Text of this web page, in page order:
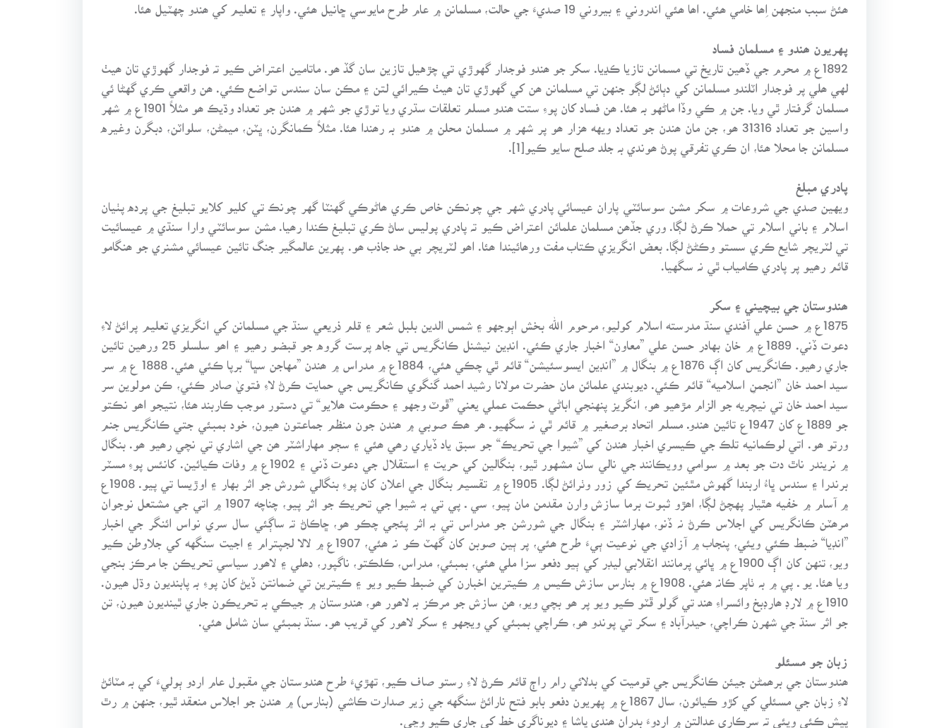
ھئڻ سبب منجهن اِھا خامي ھئي. اھا ھئي اندروني ۽ بيروني 19 صديءَ جي حالت، مسلمانن ۾ عام طرح مايوسي ڇانيل ھئي. واپار ۽ تعليم کي ھندو چهٽيل ھئا.
پهريون ھندو ۽ مسلمان فساد
1892ع ۾ محرم جي ڏھين تاريخ تي مسمانن تازيا ڪڍيا. سکر جو ھندو فوجدار گهوڙي تي چڙهيل تازين سان گڏ ھو. ماتامين اعتراض ڪيو تہ فوجدار گهوڙي تان ھيٺ
لهي ھلي پر فوجدار اٽلندو مسلمانن کي دٻائڻ لڳو جنهن تي مسلمانن ھن کي گهوڙي تان ھيٺ ڪيرائي لتن ۽ مڪن سان سندس تواضع ڪئي. ھن واقعي ڪري گهڻا ئي
واسين جو تعداد 31316 ھو، جن مان ھندن جو تعداد ويهه ھزار ھو پر شهر ۾ مسلمان محلن ۾ ھندو بہ رھندا ھئا. مثلاً ڪمانگرن، ڀٽن، ميمڻن، سلواٽن، دبگرن وغيره
مسلمانن جا محلا ھئا، ان ڪري تفرقي پوڻ ھوندي بہ جلد صلح سايو ڪيو[1].
پادري مبلغ
ويهين صدي جي شروعات ۾ سکر مشن سوسائٽي پاران عيسائي پادري شهر جي چونڪن خاص ڪري ھاڻوڪي گهنٽا گهر چونڪ تي کليو کلايو تبليغ جي پرده پٺيان
اسلام ۽ باني اسلام تي حملا ڪرڻ لڳا. وري جڏھن مسلمان علمائن اعتراض ڪيو تہ پادري پوليس ساڻ ڪري تبليغ ڪندا رھيا. مشن سوسائٽي وارا سنڌي ۾ عيسائيت
تي لٽريچر شايع ڪري سستو وڪڻڻ لڳا. بعض انگريزي ڪتاب مفت ورھائيندا ھئا. اھو لٽريچر بي حد جاذب ھو. پهرين عالمگير جنگ تائين عيسائي مشنري جو ھنگامو
قائم رھيو پر پادري ڪامياب ٿي نہ سگهيا.
ھندوستان جي بيچيني ۽ سکر
1875ع ۾ حسن علي آفندي سنڌ مدرسته اسلام کوليو، مرحوم الله بخش اٻوجهو ۽ شمس الدين بلبل شعر ۽ قلم ذريعي سنڌ جي مسلمانن کي انگريزي تعليم پرائڻ لاءِ
دعوت ڏني. 1889ع ۾ خان بهادر حسن علي ”معاون“ اخبار جاري ڪئي. انڊين نيشنل ڪانگريس تي جاه پرست گروه جو قبضو رھيو ۽ اھو سلسلو 25 ورھين تائين
سيد احمد خان ”انجمنِ اسلاميه“ قائم ڪئي. ديوبندي علمائن مان حضرت مولانا رشيد احمد گنگوي ڪانگريس جي حمايت ڪرڻ لاءِ فتويٰ صادر ڪئي، ڪن مولوين سر
سيد احمد خان تي نيچريه جو الزام مڙھيو ھو، انگريز پنهنجي اباڻي حڪمت عملي يعني ”ڦوٽ وجهو ۽ حڪومت ھلايو“ تي دستور موجب ڪاربند ھئا، نتيجو اھو نڪتو
جو 1889ع کان 1947ع تائين ھندوـ مسلم اتحاد برصغير ۾ قائم ٿي نہ سگهيو. ھر ھڪ صوبي ۾ ھندن جون منظم جماعتون ھيون، خود بمبئي جتي ڪانگريس جنم
ورتو ھو. اتي لوڪمانيه تلڪ جي ڪيسري اخبار ھندن کي ”شيوا جي تحريڪ“ جو سبق ياد ڏياري رھي ھئي ۽ سڄو مهاراشٽر ھن جي اشاري تي نچي رھيو ھو. بنگال
۾ نريندر ناٿ دت جو بعد ۾ سوامي وويڪانند جي نالي سان مشهور ٿيو، بنگالين کي حريت ۽ استقلال جي دعوت ڏني ۽ 1902ع ۾ وفات ڪيائين. کانئس پوءِ مسٽر
۾ آسام ۾ خفيه ھٿيار پهچڻ لڳا، اھڙو ثبوت برما سازش وارن مقدمن مان پيو، سي ـ پي تي بہ شيوا جي تحريڪ جو اثر پيو، چناچه 1907 ۾ اتي جي مشتعل نوجوان
مرھٽن ڪانگريس کي اجلاس ڪرڻ نہ ڏنو، مهاراشٽر ۽ بنگال جي شورشن جو مدراس تي بہ اثر پئجي چڪو ھو، ڇاڪاڻ تہ ساڳئي سال سري نواس ائنگر جي اخبار
”انڊيا“ ضبط ڪئي ويئي، پنجاب ۾ آزادي جي نوعيت ٻيءَ طرح ھئي، پر ٻين صوبن کان گهٽ ڪو نہ ھئي، 1907ع ۾ لالا لجپترام ۽ اجيت سنگهه کي جلاوطن ڪيو
ويو، تنهن کان اڳ 1900ع ۾ ڀائي پرمانند انقلابي ليڊر کي ٻيو دفعو سزا ملي ھئي، بمبئي، مدراس، ڪلڪتو، ناگپور، دھلي ۽ لاھور سياسي تحريڪن جا مرڪز بنجي
ويا ھئا. يو ـ پي ۾ بہ ٺاپر ڪانہ ھئي. 1908ع ۾ بنارس سازش ڪيس ۾ ڪيترين اخبارن کي ضبط ڪيو ويو ۽ ڪيترين تي ضمانتن ڏيڻ کان پوءِ بہ پابنديون وڌل ھيون.
1910ع ۾ لارڊ ھارڊبخ وائسراءِ ھند تي گولو ڦٽو ڪيو ويو پر ھو بچي ويو، ھن سازش جو مرڪز بہ لاھور ھو، ھندوستان ۾ جيڪي بہ تحريڪون جاري ٿينديون ھيون، تن
جو اثر سنڌ جي شهرن ڪراچي، حيدرآباد ۽ سکر تي پوندو ھو، ڪراچي بمبئي کي ويجهو ۽ سکر لاھور کي قريب ھو. سنڌ بمبئي سان شامل ھئي.
زبان جو مسئلو
ھندوستان جي برھمڻن جيئن ڪانگريس جي قوميت کي بدلائي رام راڄ قائم ڪرڻ لاءِ رستو صاف ڪيو، تهڙيءَ طرح ھندوستان جي مقبول عام اردو ٻوليءَ کي بہ مٽائڻ
لاءِ زبان جي مسئلي کي کڙو ڪيائون، سال 1867ع ۾ پهريون دفعو بابو فتح نارائڻ سنگهه جي زير صدارت ڪاشي (بنارس) ۾ ھندن جو اجلاس منعقد ٿيو، جنهن ۾ رٿ
پيش ڪئي ويئي تہ سرڪاري عدالتن ۾ اردوءَ بدران ھندي ڀاشا ۽ ديوناگري خط کي جاري ڪيو وڃي.